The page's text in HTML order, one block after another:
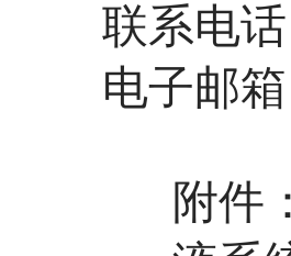
联系电
电子邮
附件